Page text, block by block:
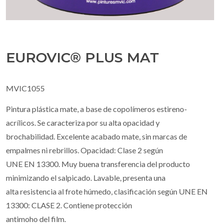
EUROVIC® PLUS MAT
MVIC1055
Pintura plástica mate, a base de copolímeros estireno-
acrílicos. Se caracteriza por su alta opacidad y
brochabilidad. Excelente acabado mate, sin marcas de
empalmes ni rebrillos. Opacidad: Clase 2 según
UNE EN 13300. Muy buena transferencia del producto
minimizando el salpicado. Lavable, presenta una
alta resistencia al frote húmedo, clasificación según UNE EN
13300: CLASE 2. Contiene protección
antimoho del film.